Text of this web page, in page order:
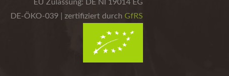
EU Zulassung: DE NI 19014 EG
DE-ÖKO-039 | zertifiziert durch GfRS